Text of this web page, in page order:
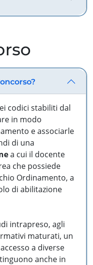
codici stabiliti dal
in modo
e associarle
di una
a cui il docente
che possiede
Ordinamento, a
di abilitazione
intrapreso, agli
maturati, un
a diverse
anche in